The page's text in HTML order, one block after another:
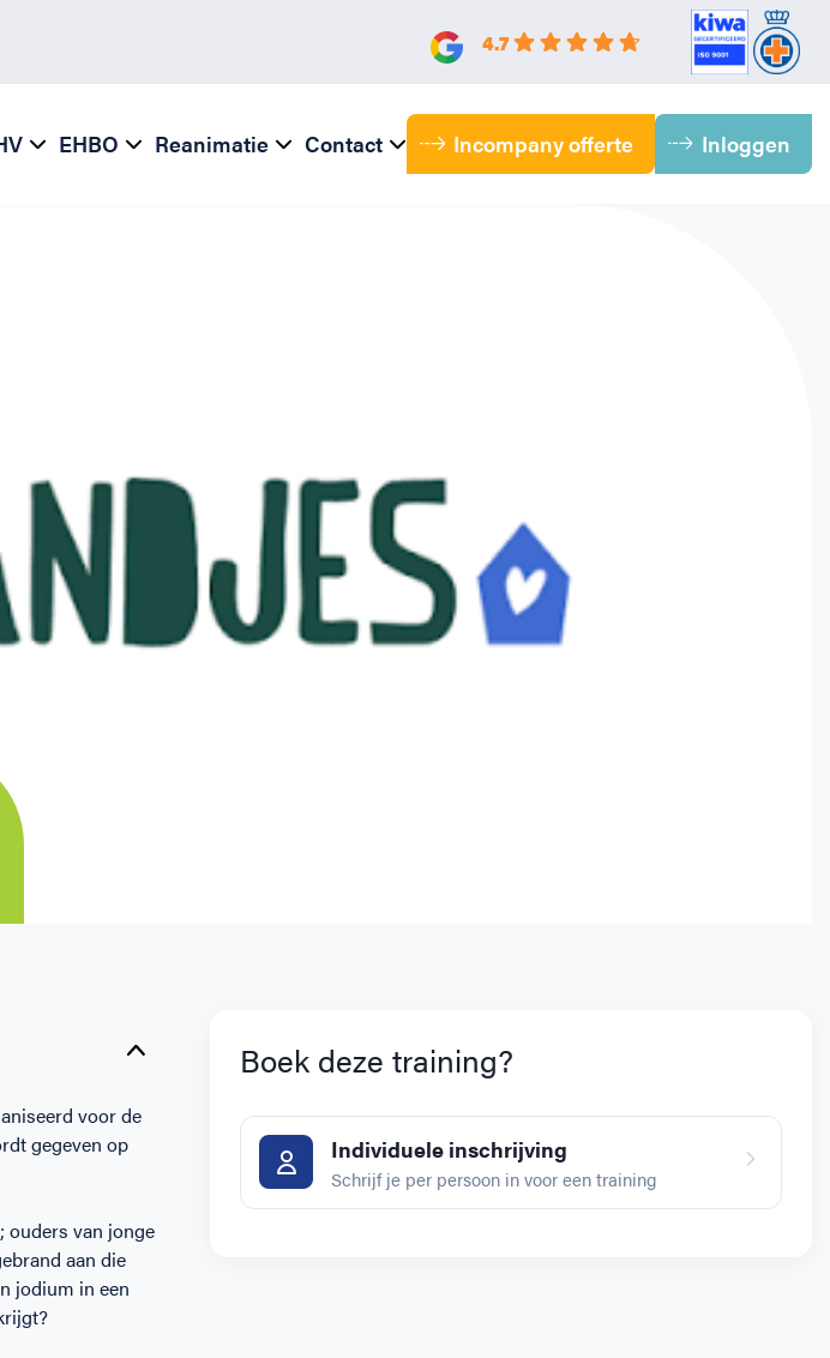
4.7
EHBO Reanimatie Contact Incompany offerte Inloggen
voor de
gegeven op
ouders van jonge
aan die
jodium in een
Boek deze training?
Individuele inschrijving
Schrijf je per persoon in voor een training